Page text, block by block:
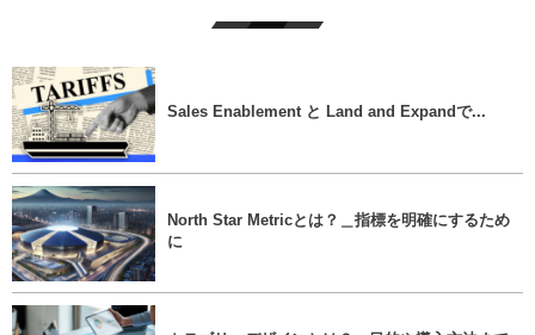
Sales Enablement と Land and Expandで...
North Star Metricとは？＿指標を明確にするため
に